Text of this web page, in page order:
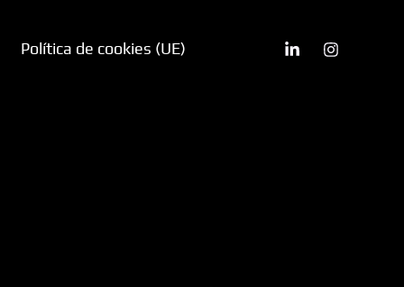
Política de cookies (UE)